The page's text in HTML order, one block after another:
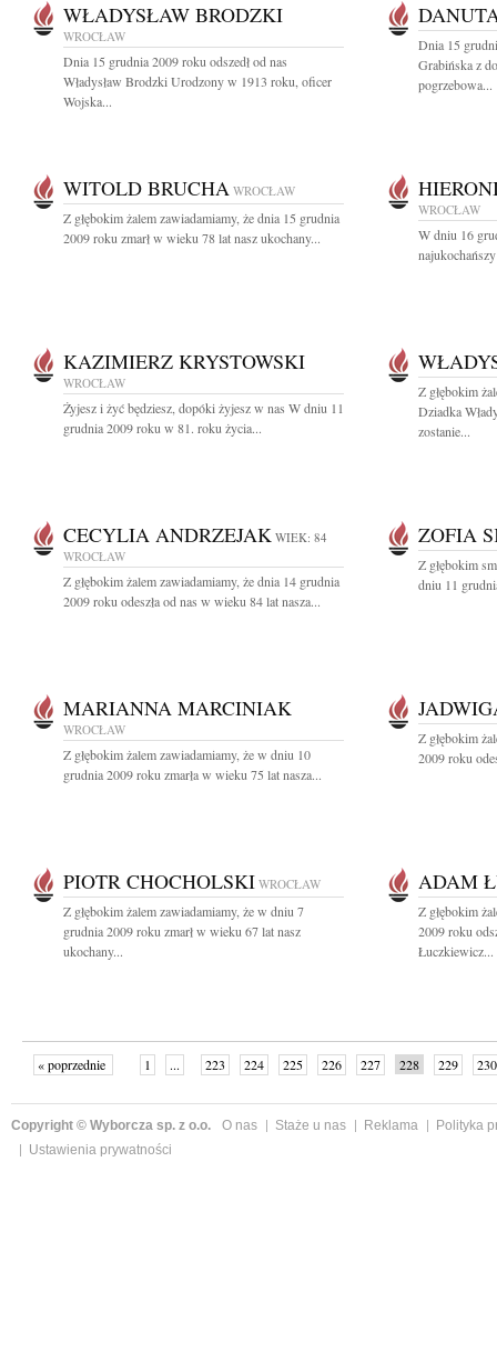
WŁADYSŁAW BRODZKI
WROCŁAW
Dnia 15 grudnia 2009 roku odszedł od nas
Władysław Brodzki Urodzony w 1913 roku, oficer
Wojska...
Dnia 15
Grabińska z
pogrzebowa...
WITOLD BRUCHA WROCŁAW
Z głębokim żalem zawiadamiamy, że dnia 15 grudnia
2009 roku zmarł w wieku 78 lat nasz ukochany...
WROCŁAW
W dniu 16
KAZIMIERZ KRYSTOWSKI
WROCŁAW
Żyjesz i żyć będziesz, dopóki żyjesz w nas W dniu 11
grudnia 2009 roku w 81. roku życia...
Z głębokim
Dziadka
zostanie...
CECYLIA ANDRZEJAK WIEK: 84
WROCŁAW
Z głębokim żalem zawiadamiamy, że dnia 14 grudnia
2009 roku odeszła od nas w wieku 84 lat nasza...
ZOFIA
Z głębokim
dniu 11
MARIANNA MARCINIAK
WROCŁAW
Z głębokim żalem zawiadamiamy, że w dniu 10
grudnia 2009 roku zmarła w wieku 75 lat nasza...
Z głębokim
2009 roku
PIOTR CHOCHOLSKI WROCŁAW
Z głębokim żalem zawiadamiamy, że w dniu 7
grudnia 2009 roku zmarł w wieku 67 lat nasz
ukochany...
ADAM
Z głębokim
2009 roku
Łuczkiewicz...
« poprzednie 1 ... 223 224 225 226 227 228 229
230
Copyright © Wyborcza sp. z o.o. O nas Staże u nas Reklama
Polityka
Ustawienia prywatności